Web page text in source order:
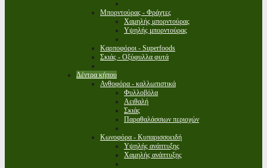
Μπορντούρας - Φράχτες
Χαμηλής μπορντούρας
Υψηλής μπορντούρας
Καρποφόροι - Superfoods
Σκιάς - Οξύφυλλα φυτά
Δέντρα κήπου
Ανθοφόρα - καλλωπιστικά
Φυλλοβόλα
Αειθαλή
Σκιάς
Παραθαλάσσιων περιοχών
Κωνοφόρα - Κυπαρισσοειδή
Υψηλής ανάπτυξης
Χαμηλής ανάπτυξης